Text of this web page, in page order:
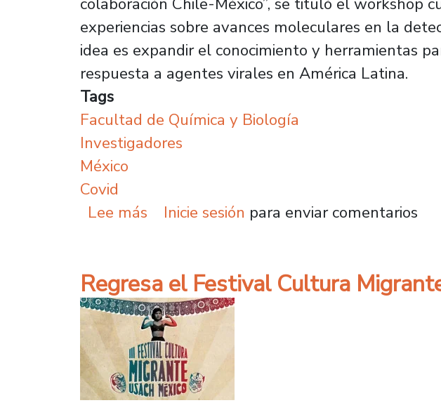
experiencias sobre avances moleculares en la
idea es expandir el conocimiento y herramientas
respuesta a agentes virales en América Latina.
Tags
Facultad de Química y Biología
Investigadores
México
Covid
Lee más sobre Investigadores fortalecen su
Inicie sesión para enviar comentarios
Regresa el Festival Cultura